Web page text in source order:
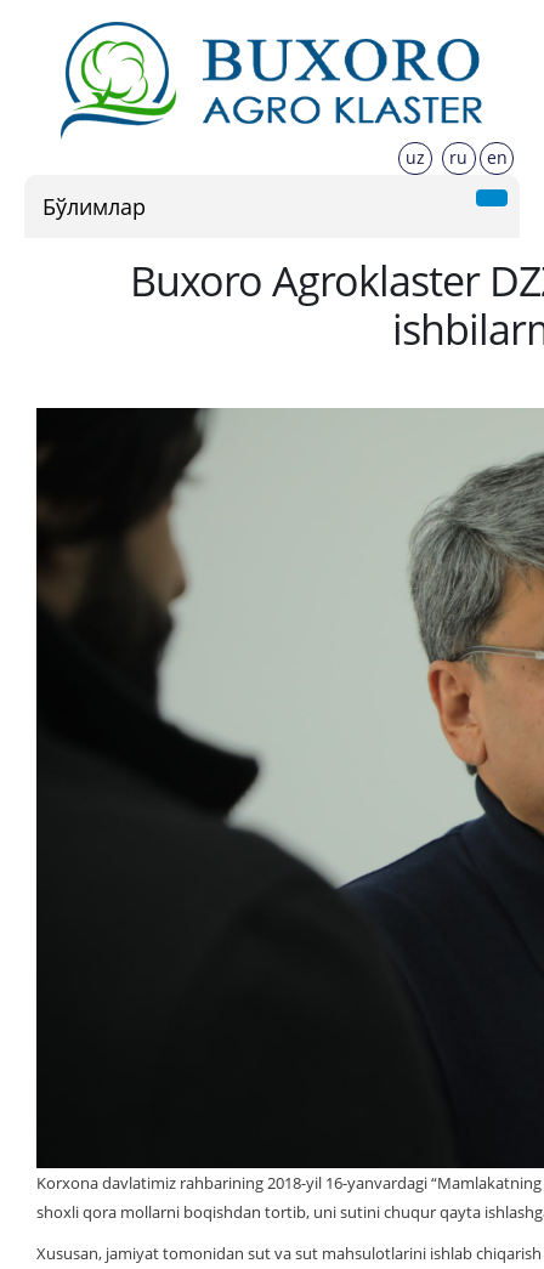
uz ru en
Бўлимлар
Buxoro Agroklaster
Korxona davlatimiz rahbarining 2018-yil 16-yanvardagi
shoxli qora mollarni boqishdan tortib, uni sutini chuqur qayta
Xususan, jamiyat tomonidan sut va sut mahsulotlarini ishlab